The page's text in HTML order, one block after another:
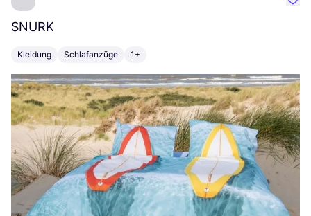
SNURK
Kleidung Schlafanzüge 1+